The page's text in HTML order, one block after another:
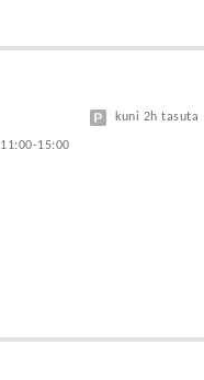
11:00-15:00
kuni 2h tasuta